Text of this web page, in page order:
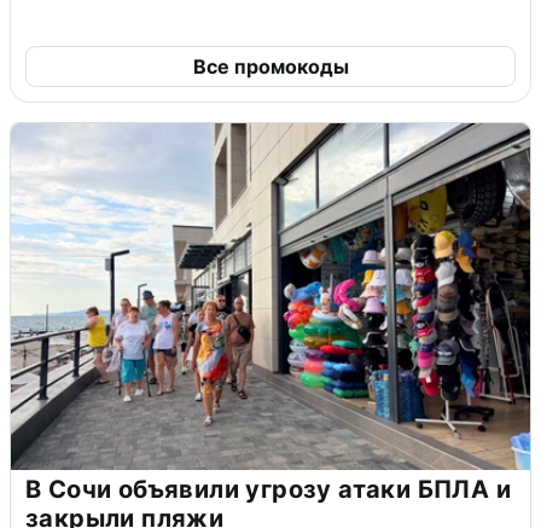
Все промокоды
В Сочи объявили угрозу атаки БПЛА и
закрыли пляжи